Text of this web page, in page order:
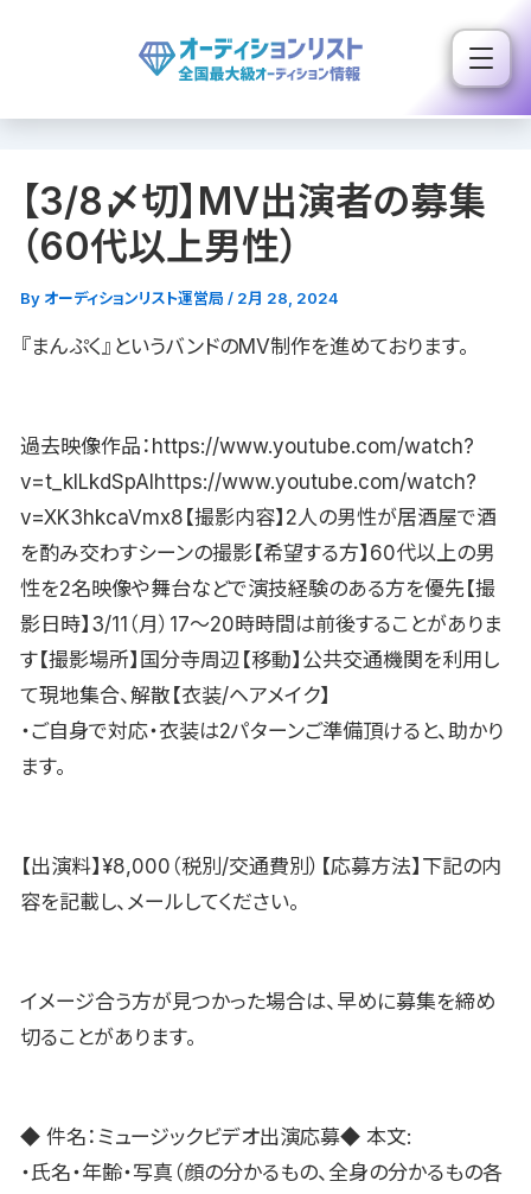
ス
【3/8〆切】MV出演者の募集
（60代以上男性）
By オーディションリスト運営局 / 2月 28, 2024
『まんぷく』というバンドのMV制作を進めております。
過去映像作品：https://www.youtube.com/watch?
v=t_kILkdSpAIhttps://www.youtube.com/watch?
v=XK3hkcaVmx8【撮影内容】2人の男性が居酒屋で酒
を酌み交わすシーンの撮影【希望する方】60代以上の男
性を2名映像や舞台などで演技経験のある方を優先【撮
影日時】3/11（月）17〜20時時間は前後することがありま
す【撮影場所】国分寺周辺【移動】公共交通機関を利用し
て現地集合、解散【衣装/ヘアメイク】
・ご自身で対応・衣装は2パターンご準備頂けると、助かり
ます。
【出演料】¥8,000（税別/交通費別）【応募方法】下記の内
容を記載し、メールしてください。
イメージ合う方が見つかった場合は、早めに募集を締め
切ることがあります。
◆ 件名：ミュージックビデオ出演応募◆ 本文:
・氏名・年齢・写真（顔の分かるもの、全身の分かるもの各